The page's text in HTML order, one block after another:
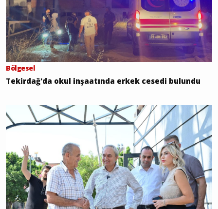
Bölgesel
Tekirdağ'da okul inşaatında erkek cesedi bulundu